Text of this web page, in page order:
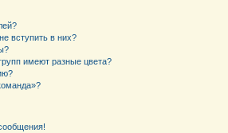
вступить в них?
имеют разные цвета?